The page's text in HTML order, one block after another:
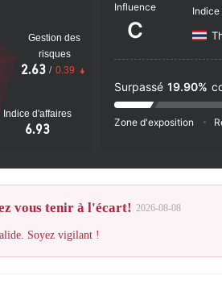
Indice d'affaires
6.93
Gestion des
risques
2.63 / 0.39
Influence
C
Indice
Surpassé 19.90%
Zone d'exposition
vous tenir à l'écart! 2026-08-08
Soyez vigilant !